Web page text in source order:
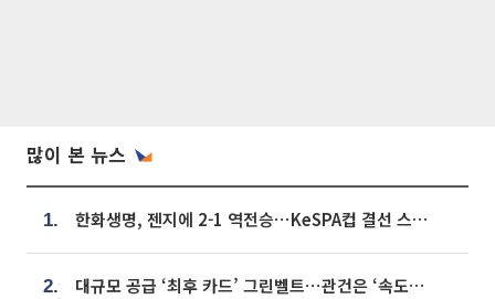
많이 본 뉴스
1. 한화생명, 젠지에 2-1 역전승⋯KeSPA컵 결선 스테이지 2 직행
2. 대규모 공급 ‘최후 카드’ 그린벨트⋯관건은 ‘속도’ [주택공급 승부수의 조건]